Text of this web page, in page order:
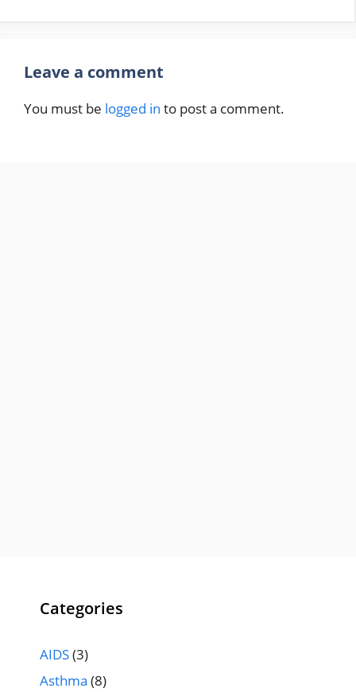
Leave a comment
You must be logged in to post a comment.
Categories
AIDS(3)
Asthma (8)